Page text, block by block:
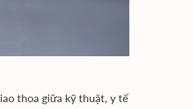
thoa giữa kỹ thuật, y tế